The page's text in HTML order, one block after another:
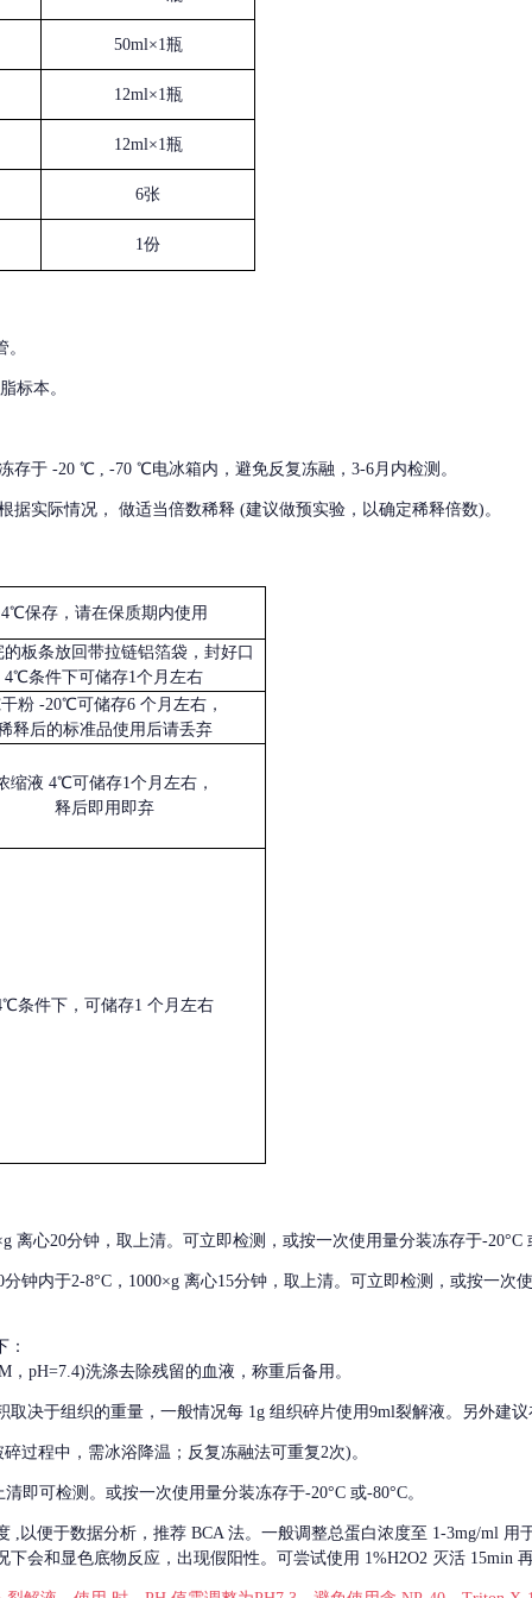
50ml×1瓶
12ml×1瓶
12ml×1瓶
6张
1份
标本。
存于 -20 ℃ , -70 ℃电冰箱内，避免反复冻融，3-6月内检测。
据实际情况， 做适当倍数稀释 (建议做预实验，以确定稀释倍数)。
4℃保存，请在保质期内使用
的板条放回带拉链铝箔袋，封好口
4℃条件下可储存1个月左右
粉 -20℃可储存6 个月左右，
释后的标准品使用后请丢弃
缩液 4℃可储存1个月左右，
释后即用即弃
条件下，可储存1 个月左右
离心20分钟，取上清。可立即检测，或按一次使用量分装冻存于-20°C
钟内于2-8°C，1000×g 离心15分钟，取上清。可立即检测，或按一次
，pH=7.4)洗涤去除残留的血液，称重后备用。
取决于组织的重量，一般情况每 1g 组织碎片使用9ml裂解液。另外建
过程中，需冰浴降温；反复冻融法可重复2次)。
即可检测。或按一次使用量分装冻存于-20°C 或-80°C。
,以便于数据分析，推荐 BCA 法。一般调整总蛋白浓度至 1-3mg/ml
会和显色底物反应，出现假阳性。可尝试使用 1%H2O2 灭活 15min